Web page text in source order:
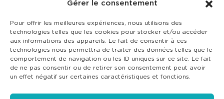
Gérer le consentement
Pour offrir les meilleures expériences, nous utilisons des
technologies telles que les cookies pour stocker et/ou accéder
aux informations des appareils. Le fait de consentir à ces
technologies nous permettra de traiter des données telles que le
comportement de navigation ou les ID uniques sur ce site. Le fait
de ne pas consentir ou de retirer son consentement peut avoir
un effet négatif sur certaines caractéristiques et fonctions.